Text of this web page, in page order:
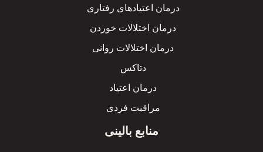
درمان اعتیادهای رفتاری
درمان اختلالات خوردن
درمان اختلالات روانی
دتاکس
درمان اعتیاد
مراقبت فردی
منابع بالینی